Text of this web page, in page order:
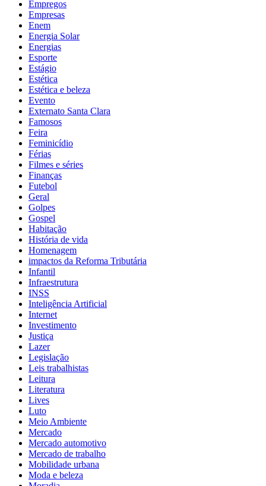
Empregos
Empresas
Enem
Energia Solar
Energias
Esporte
Estágio
Estética
Estética e beleza
Evento
Externato Santa Clara
Famosos
Feira
Feminicídio
Férias
Filmes e séries
Finanças
Futebol
Geral
Golpes
Gospel
Habitação
História de vida
Homenagem
impactos da Reforma Tributária
Infantil
Infraestrutura
INSS
Inteligência Artificial
Internet
Investimento
Justiça
Lazer
Legislação
Leis trabalhistas
Leitura
Literatura
Lives
Luto
Meio Ambiente
Mercado
Mercado automotivo
Mercado de trabalho
Mobilidade urbana
Moda e beleza